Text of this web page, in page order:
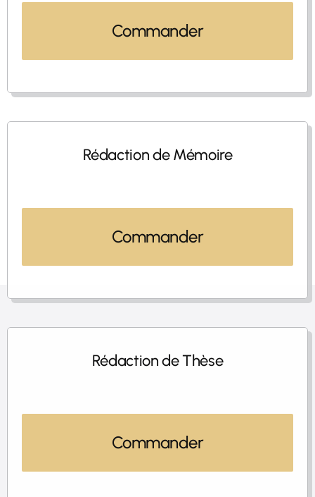
Commander
Rédaction de Mémoire
Commander
Rédaction de Thèse
Commander